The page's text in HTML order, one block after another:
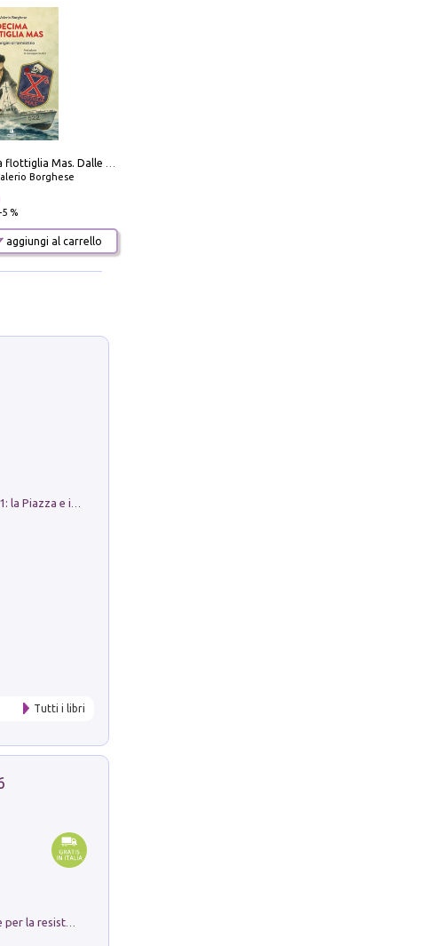
Decima flottiglia Mas. Dalle origini all'armistizio
Borghese
%
aggiungi al carrello
Luoghi Magici di Bologna. Vol. 1: la Piazza e i Suoi Simboli Segreti
Tutti i libri
Memorial Santa Giulia. Sculture per la resistenza Monchio di Palagano